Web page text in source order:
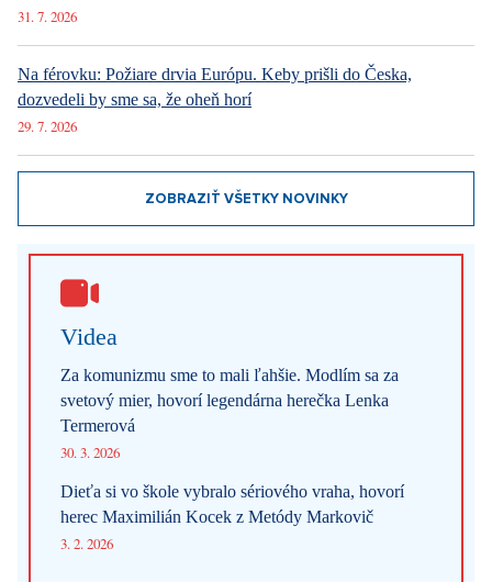
31. 7. 2026
Na férovku: Požiare drvia Európu. Keby prišli do Česka,
dozvedeli by sme sa, že oheň horí
29. 7. 2026
ZOBRAZIŤ VŠETKY NOVINKY
Videa
Za komunizmu sme to mali ľahšie. Modlím sa za
svetový mier, hovorí legendárna herečka Lenka
Termerová
30. 3. 2026
Dieťa si vo škole vybralo sériového vraha, hovorí
herec Maximilián Kocek z Metódy Markovič
3. 2. 2026